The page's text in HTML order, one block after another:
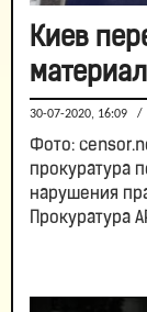
Киев
30-07-2020, 16:09 /
Фото:
прокуратура
нарушения
Прокуратура